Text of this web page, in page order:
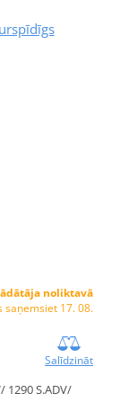
noliktavā
saņemsiet 17. 08.
Salīdzināt
1290 S.ADV/